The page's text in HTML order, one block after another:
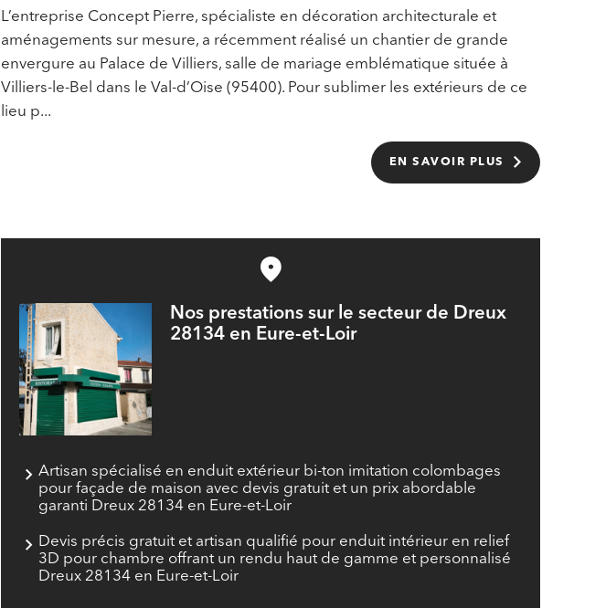
L’entreprise Concept Pierre, spécialiste en décoration architecturale et
aménagements sur mesure, a récemment réalisé un chantier de grande
envergure au Palace de Villiers, salle de mariage emblématique située à
Villiers-le-Bel dans le Val-d’Oise (95400). Pour sublimer les extérieurs de ce
lieu p...
EN SAVOIR PLUS
Nos prestations sur le secteur de Dreux
28134 en Eure-et-Loir
Artisan spécialisé en enduit extérieur bi-ton imitation colombages
pour façade de maison avec devis gratuit et un prix abordable
garanti Dreux 28134 en Eure-et-Loir
Devis précis gratuit et artisan qualifié pour enduit intérieur en relief
3D pour chambre offrant un rendu haut de gamme et personnalisé
Dreux 28134 en Eure-et-Loir